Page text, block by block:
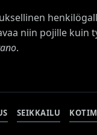
niin pojille kuin
.
SEIKKAILU